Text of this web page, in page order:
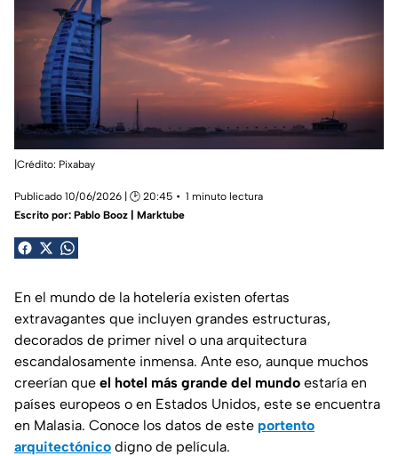
|Crédito: Pixabay
Publicado 10/06/2026 | 🕑 20:45
1 minuto lectura
Escrito por: Pablo Booz | Marktube
En el mundo de la hotelería existen ofertas
extravagantes que incluyen grandes estructuras,
decorados de primer nivel o una arquitectura
escandalosamente inmensa. Ante eso, aunque muchos
creerían que el hotel más grande del mundo estaría en
países europeos o en Estados Unidos, este se encuentra
en Malasia. Conoce los datos de este portento
arquitectónico digno de película.